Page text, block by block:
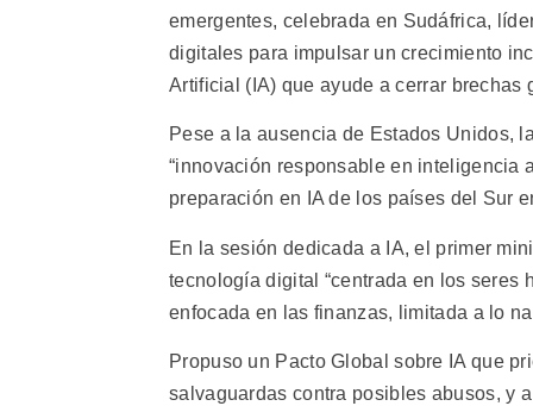
emergentes, celebrada en Sudáfrica,
digitales para impulsar un crecimiento
Artificial (IA) que ayude a cerrar brechas
Pese a la ausencia de Estados Unidos,
“innovación responsable en inteligencia
preparación en IA de los países del Sur
En la sesión dedicada a IA, el primer
tecnología digital “centrada en los seres
enfocada en las finanzas, limitada a lo
Propuso un Pacto Global sobre IA que
salvaguardas contra posibles abusos, y